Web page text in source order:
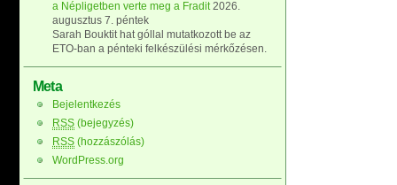
a Népligetben verte meg a Fradit 2026.
augusztus 7. péntek
Sarah Bouktit hat góllal mutatkozott be az
ETO-ban a pénteki felkészülési mérkőzésen.
Meta
Bejelentkezés
RSS (bejegyzés)
RSS (hozzászólás)
WordPress.org